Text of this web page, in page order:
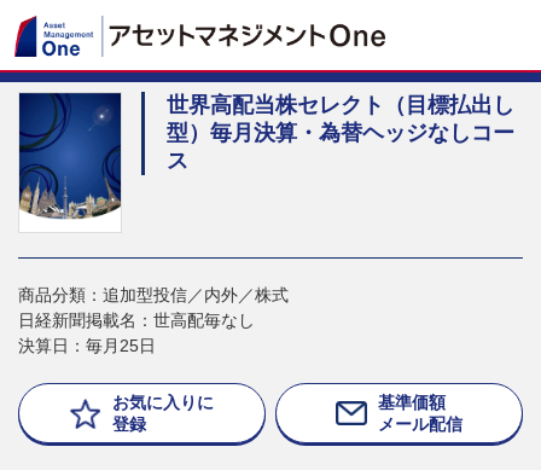
世界高配当株セレクト（目標払出し
型）毎月決算・為替ヘッジなしコー
ス
商品分類：追加型投信／内外／株式
日経新聞掲載名：世高配毎なし
決算日：毎月25日
お気に入りに
登録
基準価額
メール配信